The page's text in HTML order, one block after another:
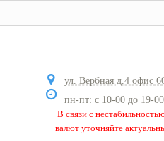
ул. Вербная д.4 офис
пн-пт: с 10-00 до 19-00
В связи с
валют уточняйте